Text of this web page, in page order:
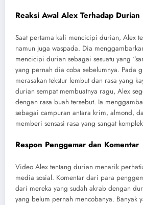
Reaksi Awal Alex Terhadap Durian
Saat pertama kali mencicipi durian, Alex
namun juga waspada. Dia
mencicipi durian sebagai sesuatu yang
yang pernah dia coba sebelumnya. Pada
merasakan tekstur lembut dan rasa yang
durian sempat membuatnya ragu, Alex
dengan rasa buah tersebut. Ia
sebagai campuran antara krim, almond,
memberi sensasi rasa yang sangat
Respon Penggemar dan Komentar
Video Alex tentang durian menarik
media sosial. Komentar dari para
dari mereka yang sudah akrab dengan
yang belum pernah mencobanya. Banyak